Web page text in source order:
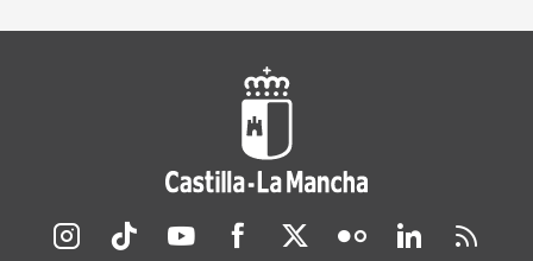
Redes sociales JCCM